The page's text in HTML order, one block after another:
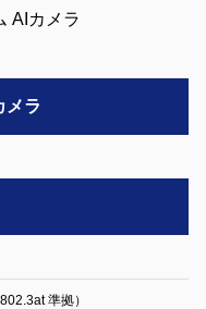
メラ
準拠）